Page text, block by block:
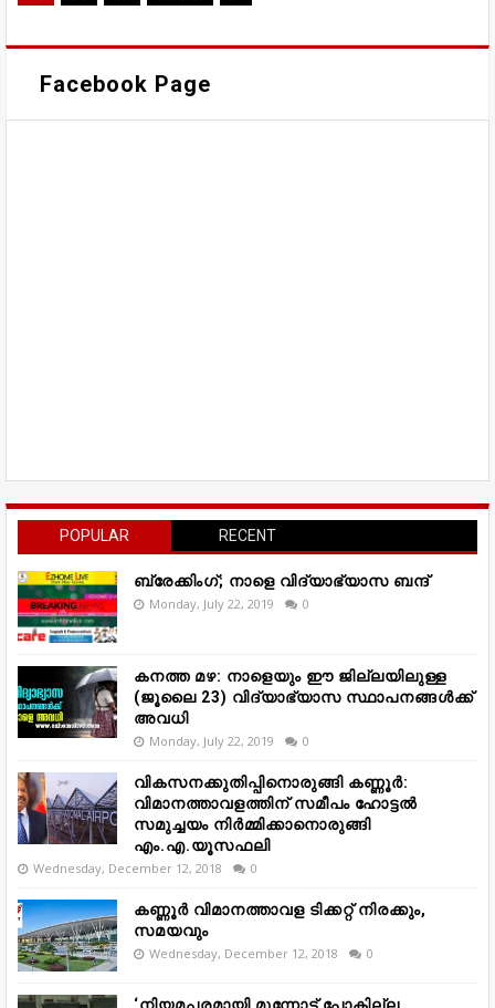
Facebook Page
POPULAR RECENT
ബ്രേക്കിംഗ്; നാളെ വിദ്യാഭ്യാസ ബന്ദ്
Monday, July 22, 2019 0
കനത്ത മഴ: നാളെയും ഈ ജില്ലയിലുള്ള
(ജൂലൈ 23) വിദ്യാഭ്യാസ സ്ഥാപനങ്ങൾക്ക്
അവധി
Monday, July 22, 2019 0
വികസനക്കുതിപ്പിനൊരുങ്ങി കണ്ണൂർ:
വിമാനത്താവളത്തിന് സമീപം ഹോട്ടൽ
സമുച്ചയം നിർമ്മിക്കാനൊരുങ്ങി
എം.എ.യൂസഫലി
Wednesday, December 12, 2018 0
കണ്ണൂർ വിമാനത്താവള ടിക്കറ്റ് നിരക്കും,
സമയവും
Wednesday, December 12, 2018 0
‘നിയമപരമായി മുന്നോട്ട് പോകില്ല,